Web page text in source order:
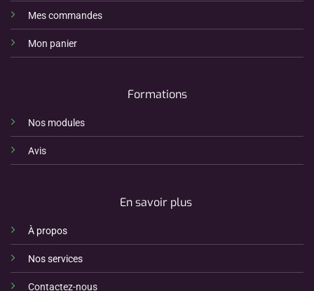
Mes commandes
Mon panier
Formations
Nos modules
Avis
En savoir plus
À propos
Nos services
Contactez-nous